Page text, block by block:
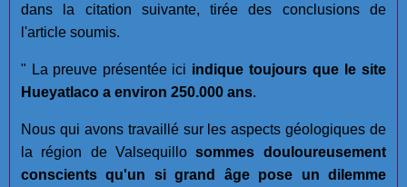
dans la citation suivante, tirée des conclusions de
l'article soumis.
" La preuve présentée ici indique toujours que le site
Hueyatlaco a environ 250.000 ans.
Nous qui avons travaillé sur les aspects géologiques de
la région de Valsequillo sommes douloureusement
conscients qu'un si grand âge pose un dilemme